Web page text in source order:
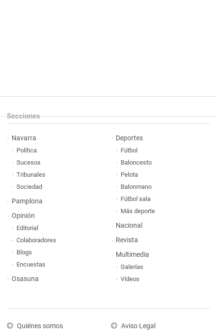
Secciones
Navarra
Política
Sucesos
Tribunales
Sociedad
Pamplona
Opinión
Editorial
Colaboradores
Blogs
Encuestas
Osasuna
Deportes
Fútbol
Baloncesto
Pelota
Balonmano
Fútbol sala
Más deporte
Nacional
Revista
Multimedia
Galerías
Vídeos
Quiénes somos
Aviso Legal